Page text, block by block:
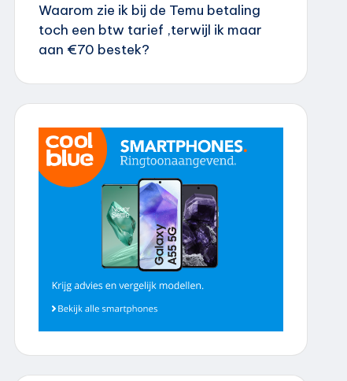
Waarom zie ik bij de Temu betaling
toch een btw tarief ,terwijl ik maar
aan €70 bestek?